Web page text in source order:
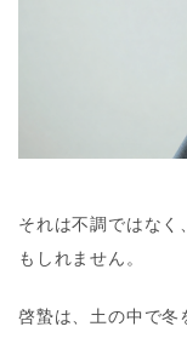
それは不調ではな
もしれません。
啓蟄は、土の中で冬